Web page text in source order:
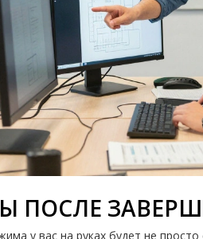
ПОСЛЕ
у вас на руках будет не